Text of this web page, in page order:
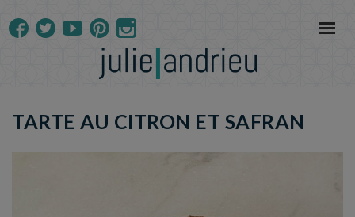
TARTE AU CITRON ET SAFRAN